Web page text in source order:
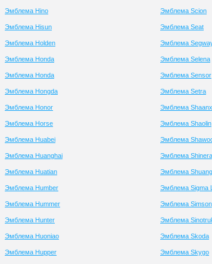
Эмблема Hino
Эмблема Hisun
Эмблема Holden
Эмблема Honda
Эмблема Honda
Эмблема Hongda
Эмблема Honor
Эмблема Horse
Эмблема Huabei
Эмблема Huanghai
Эмблема Huatian
Эмблема Humber
Эмблема Hummer
Эмблема Hunter
Эмблема Huoniao
Эмблема Hupper
Эмблема Scion
Эмблема Seat
Эмблема
Эмблема Selena
Эмблема Sensor
Эмблема Setra
Эмблема
Эмблема Shaolin
Эмблема
Эмблема
Эмблема
Эмблема Sigma
Эмблема Simson
Эмблема
Эмблема Skoda
Эмблема Skygo